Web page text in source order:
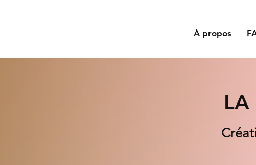
À propos
LA